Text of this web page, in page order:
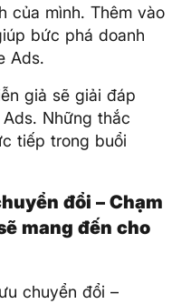
của mình. Thêm vào
bức phá doanh
Ads.
giả sẽ giải đáp
Những thắc
tiếp trong buổi
đổi – Chạm
mang đến cho
chuyển đổi –